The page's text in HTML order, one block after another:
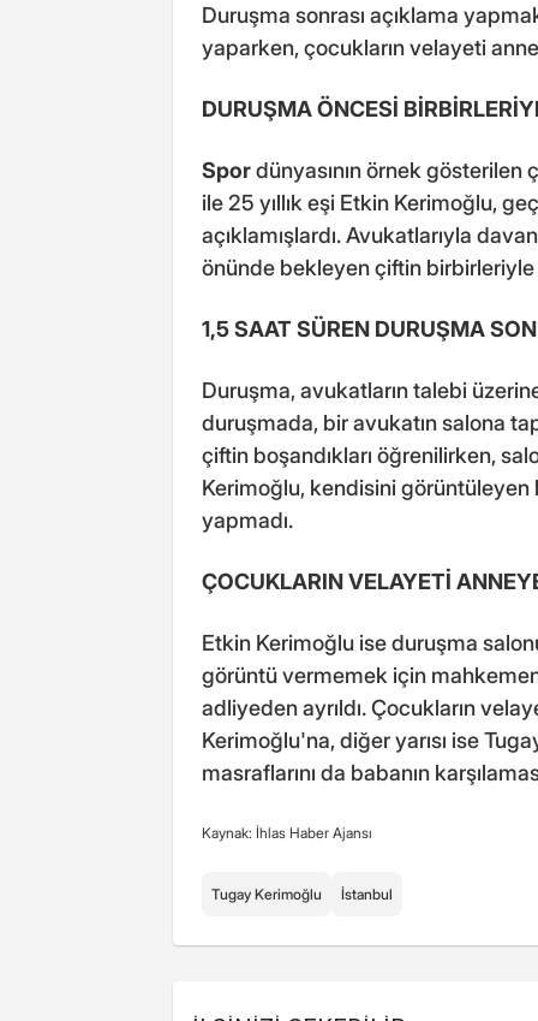
Duruşma sonrası açıklama
yaparken, çocukların velayeti
DURUŞMA ÖNCESİ
Spordünyasının örnek
ile 25 yıllık eşi Etkin Kerimoğlu,
açıklamışlardı. Avukatlarıyla
önünde bekleyen çiftin
1,5 SAAT SÜREN DURUŞMA
Duruşma, avukatların talebi
duruşmada, bir avukatın salona
çiftin boşandıkları öğrenilirken,
Kerimoğlu, kendisini görüntüleyen
yapmadı.
ÇOCUKLARIN VELAYETİ
Etkin Kerimoğlu ise duruşma
görüntü vermemek için
adliyeden ayrıldı. Çocukların
Kerimoğlu'na, diğer yarısı ise
masraflarını da babanın
Kaynak: İhlas Haber Ajansı
Tugay Kerimoğlu İstanbul